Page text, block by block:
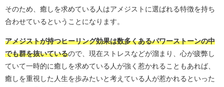
そのため、癒しを求めている人はアメジストに選ばれる特徴を持ち
合わせているということになります。
アメジストが持つヒーリング効果は数多くあるパワーストーンの中
でも群を抜いているので、現在ストレスなどが溜まり、心が疲弊し
ていて一時的に癒しを求めている人が強く惹かれることもあれば、
癒しを重視した人生を歩みたいと考えている人が惹かれるといった